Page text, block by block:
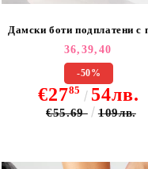
Дамски боти подплатени с
36, 39, 40
-50%
€2785 54лв.
€55.69 109лв.